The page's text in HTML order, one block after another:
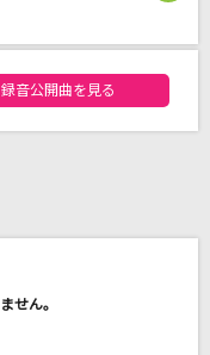
録音公開曲を見る